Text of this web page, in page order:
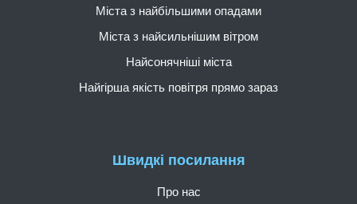
Швидкі посилання
Про нас
Міста з найбільшими опадами
Міста з найсильнішим вітром
Найсонячніші міста
Найгірша якість повітря прямо зараз